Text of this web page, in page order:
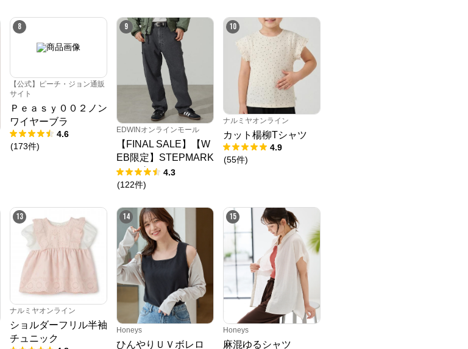
8
【公式】ピーチ・ジョン通販
サイト
Ｐｅａｓｙ００２ノン
ワイヤーブラ
4.6
(173件)
9
EDWINオンラインモール
【FINAL SALE】【W
EB限定】STEPMARK
ルーズペインターパン
ツ
4.3
(122件)
10
ナルミヤオンライン
カット楊柳Tシャツ
4.9
(55件)
13
ナルミヤオンライン
ショルダーフリル半袖
チュニック
14
Honeys
ひんやりＵＶボレロ
15
Honeys
麻混ゆるシャツ